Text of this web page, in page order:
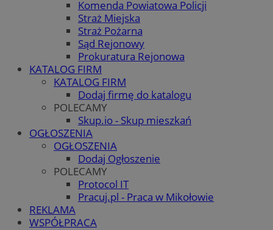
Komenda Powiatowa Policji
Straż Miejska
Straż Pożarna
Sąd Rejonowy
Prokuratura Rejonowa
KATALOG FIRM
KATALOG FIRM
Dodaj firmę do katalogu
POLECAMY
Skup.io - Skup mieszkań
OGŁOSZENIA
OGŁOSZENIA
Dodaj Ogłoszenie
POLECAMY
Protocol IT
Pracuj.pl - Praca w Mikołowie
REKLAMA
WSPÓŁPRACA